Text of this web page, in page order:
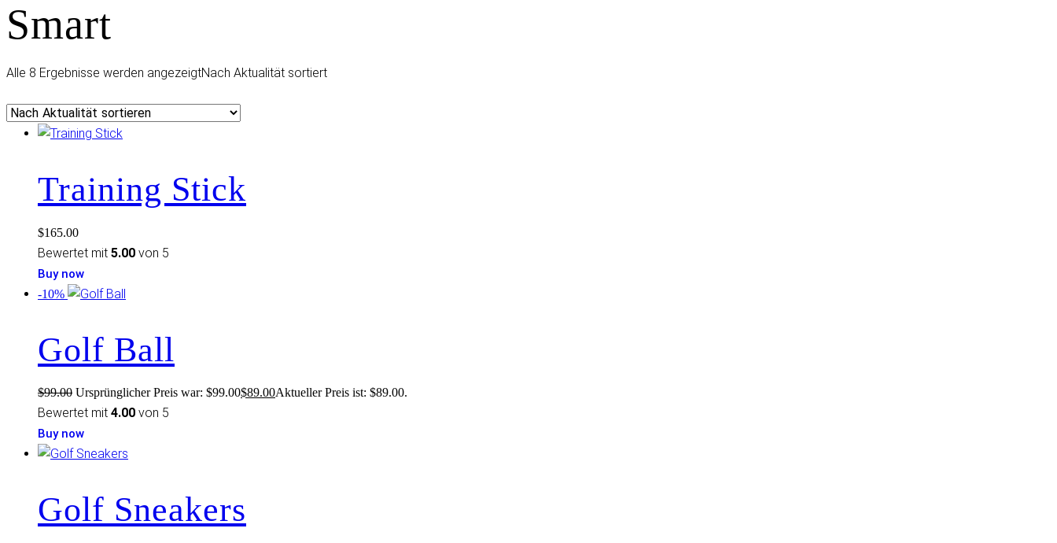
Smart
Alle 8 Ergebnisse werden angezeigtNach Aktualität sortiert
Training Stick
$165.00
Bewertet mit 5.00 von 5
Buy now
-10%
Golf Ball
$99.00 Ursprünglicher Preis war: $99.00$89.00Aktueller Preis ist: $89.00.
Bewertet mit 4.00 von 5
Buy now
Golf Sneakers